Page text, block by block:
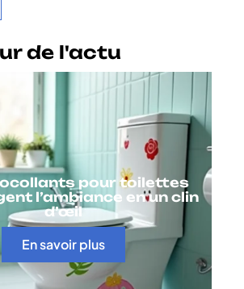
de l'actu
pour toilettes
l’ambiance en un clin
d’œil
En savoir plus